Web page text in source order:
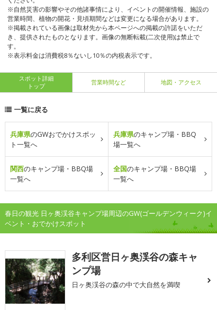
※自然災害の影響やその他諸事情により、イベントの開催情報、施設の
営業時間、植物の開花・見頃期間などは変更になる場合があります。
※掲載されている画像は取材先から本ページへの掲載の許諾をいただ
き、提供されたものとなります。画像の無断転載(二次使用)は禁止で
す。
※表示料金は消費税8％ないし10％の内税表示です。
スポット詳細
トップ
営業時間など 地図・アクセス
一覧に戻る
兵庫県のGWおでかけスポッ
ト一覧へ
兵庫県のキャンプ場・BBQ
場一覧へ
関西のキャンプ場・BBQ場
一覧へ
全国のキャンプ場・BBQ場
一覧へ
春日の観光 日ヶ奥渓谷キャンプ場周辺のGW(ゴールデンウィーク)イ
ベント・おでかけスポット
多利区営日ヶ奥渓谷の森キャ
ンプ場
日ヶ奥渓谷の森の中で大自然を満喫